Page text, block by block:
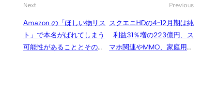
Next
Amazon の「ほしい物リス
ト」で本名がばれてしまう
可能性があることとその対
Previous
スクエニHDの4−12月期は純
利益31％増の223億円、ス
マホ関連やMMO、家庭用ゲ